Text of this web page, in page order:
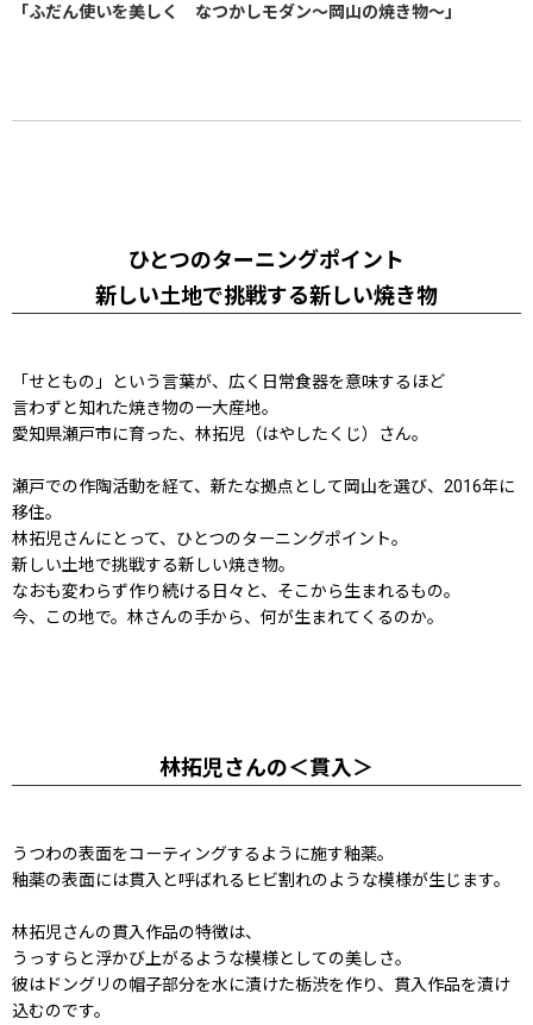
「ふだん使いを美しく なつかしモダン〜岡山の焼き物〜」
ひとつのターニングポイント
新しい土地で挑戦する新しい焼き物
「せともの」という言葉が、広く日常食器を意味するほど
言わずと知れた焼き物の一大産地。
愛知県瀬戸市に育った、林拓児（はやしたくじ）さん。
瀬戸での作陶活動を経て、新たな拠点として岡山を選び、2016年に
移住。
林拓児さんにとって、ひとつのターニングポイント。
新しい土地で挑戦する新しい焼き物。
なおも変わらず作り続ける日々と、そこから生まれるもの。
今、この地で。林さんの手から、何が生まれてくるのか。
林拓児さんの＜貫入＞
うつわの表面をコーティングするように施す釉薬。
釉薬の表面には貫入と呼ばれるヒビ割れのような模様が生じます。
林拓児さんの貫入作品の特徴は、
うっすらと浮かび上がるような模様としての美しさ。
彼はドングリの帽子部分を水に漬けた栃渋を作り、貫入作品を漬け
込むのです。